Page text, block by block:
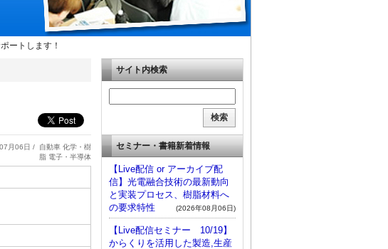
ートします！
月06日 /
自動車 化学・樹
脂 電子・半導体
サイト内検索
セミナー・書籍新着情報
【Live配信 or アーカイブ配
信】光電融合技術の最新動向
と実装プロセス、樹脂材料へ
の要求特性
(2026年08月06日)
【Live配信セミナー 10/19】
からくりを活用した製造,生産